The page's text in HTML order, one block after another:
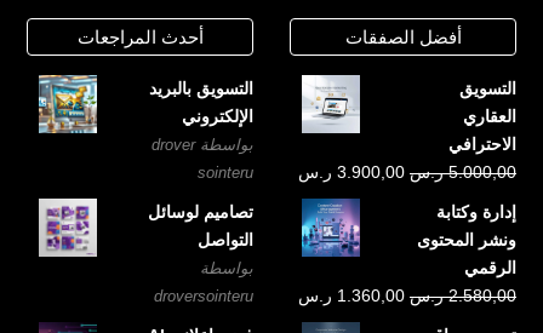
أفضل الصفقات
التسويق
العقاري
الاحترافي
5.000,00 ر.س السعر
الأصلي
5.000,00 ر.س.
3.900,00 ر.س
3.900,00 ر.س.
إدارة وكتابة
ونشر المحتوى
الرقمي
2.580,00 ر.س السعر
الأصلي
1.360,00 ر.س
أحدث المراجعات
التسويق بالبريد
الإلكتروني
بواسطة drover
sointeru
تصاميم لوسائل
التواصل
بواسطة
droversointeru